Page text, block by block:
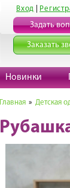
Вход
Задать
Заказать
Новинки
Главная » Детская